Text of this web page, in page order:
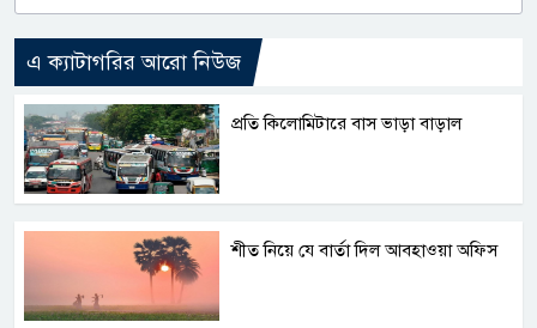
এ ক্যাটাগরির আরো নিউজ
প্রতি কিলোমিটারে বাস ভাড়া বাড়াল
শীত নিয়ে যে বার্তা দিল আবহাওয়া অফিস